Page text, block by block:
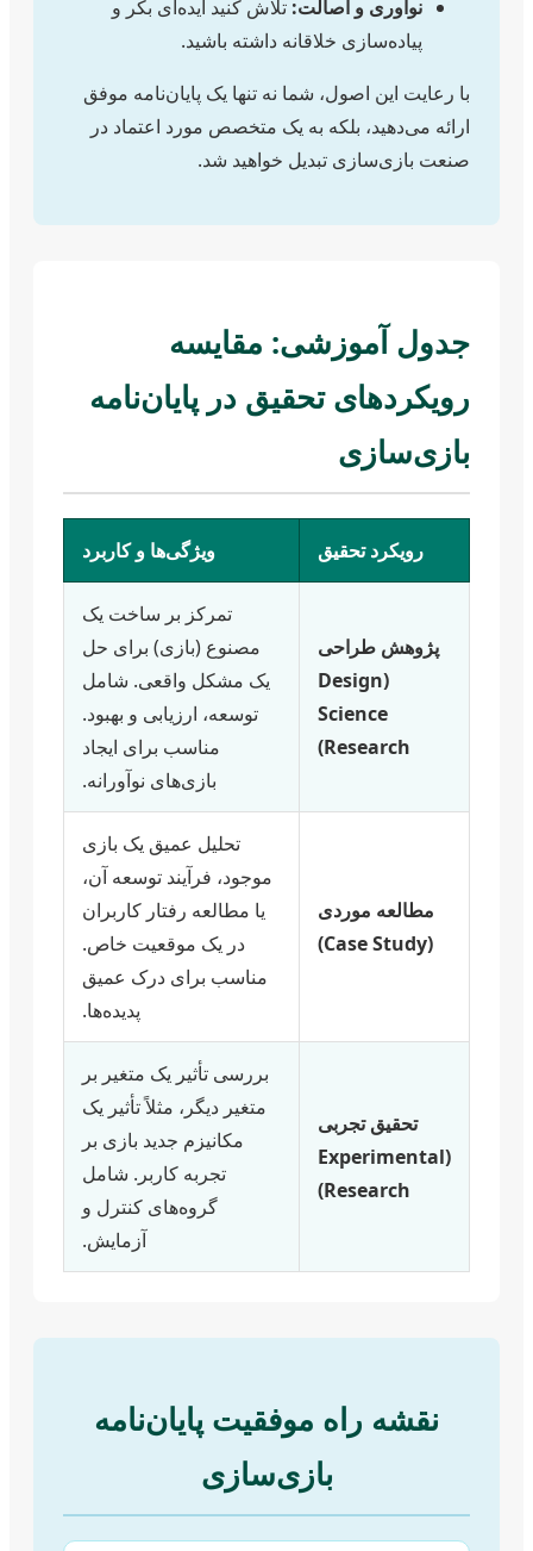
نوآوری و اصالت: تلاش کنید ایده‌ای بکر و
پیاده‌سازی خلاقانه داشته باشید.
با رعایت این اصول، شما نه تنها یک پایان‌نامه موفق
ارائه می‌دهید، بلکه به یک متخصص مورد اعتماد در
صنعت بازی‌سازی تبدیل خواهید شد.
جدول آموزشی: مقایسه
رویکردهای تحقیق در پایان‌نامه
بازی‌سازی
رویکرد تحقیق ویژگی‌ها و کاربرد
پژوهش طراحی
(Design
Science
Research)
تمرکز بر ساخت یک
مصنوع (بازی) برای حل
یک مشکل واقعی. شامل
توسعه، ارزیابی و بهبود.
مناسب برای ایجاد
بازی‌های نوآورانه.
مطالعه موردی
(Case Study)
تحلیل عمیق یک بازی
موجود، فرآیند توسعه آن،
یا مطالعه رفتار کاربران
در یک موقعیت خاص.
مناسب برای درک عمیق
پدیده‌ها.
تحقیق تجربی
(Experimental
Research)
بررسی تأثیر یک متغیر بر
متغیر دیگر، مثلاً تأثیر یک
مکانیزم جدید بازی بر
تجربه کاربر. شامل
گروه‌های کنترل و
آزمایش.
نقشه راه موفقیت پایان‌نامه
بازی‌سازی